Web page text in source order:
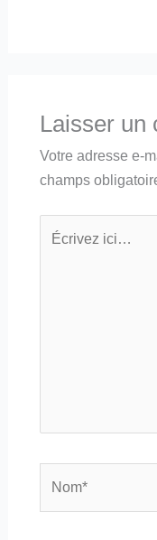
Laisser un
Votre adresse e-
champs